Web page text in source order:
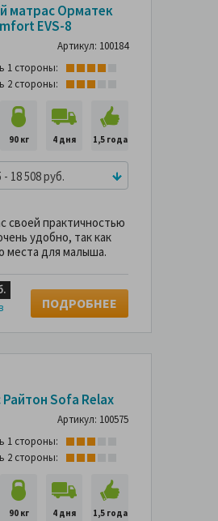
матрас Орматек
EVS-8
Артикул: 100184
1 стороны:
2 стороны:
90 кг 4 дня 1,5 года
- 18 508 руб.
своей практичностью
удобно, так как
места для малыша.
ПОДРОБНЕЕ
Sofa Relax
Артикул: 100575
1 стороны:
2 стороны:
90 кг 4 дня 1,5 года